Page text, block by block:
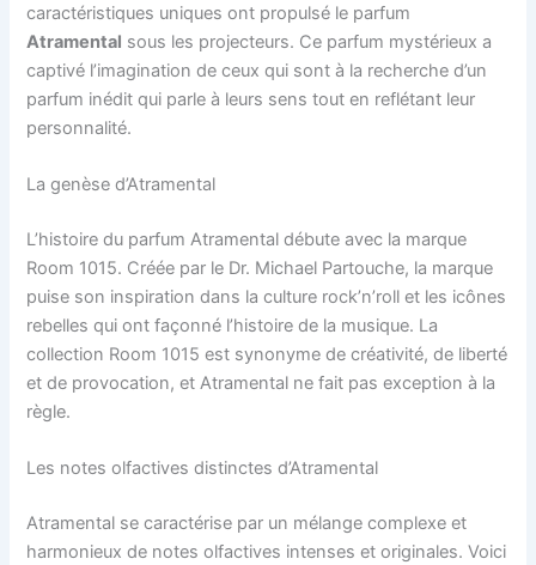
caractéristiques uniques ont propulsé le parfum
Atramental sous les projecteurs. Ce parfum mystérieux a
captivé l’imagination de ceux qui sont à la recherche d’un
parfum inédit qui parle à leurs sens tout en reflétant leur
personnalité.
La genèse d’Atramental
L’histoire du parfum Atramental débute avec la marque
Room 1015. Créée par le Dr. Michael Partouche, la marque
puise son inspiration dans la culture rock’n’roll et les icônes
rebelles qui ont façonné l’histoire de la musique. La
collection Room 1015 est synonyme de créativité, de liberté
et de provocation, et Atramental ne fait pas exception à la
règle.
Les notes olfactives distinctes d’Atramental
Atramental se caractérise par un mélange complexe et
harmonieux de notes olfactives intenses et originales. Voici